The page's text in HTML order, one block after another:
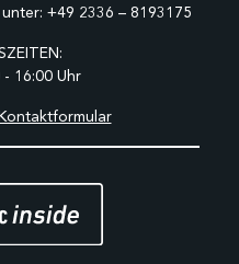
+49 2336 – 8193175
16:00 Uhr